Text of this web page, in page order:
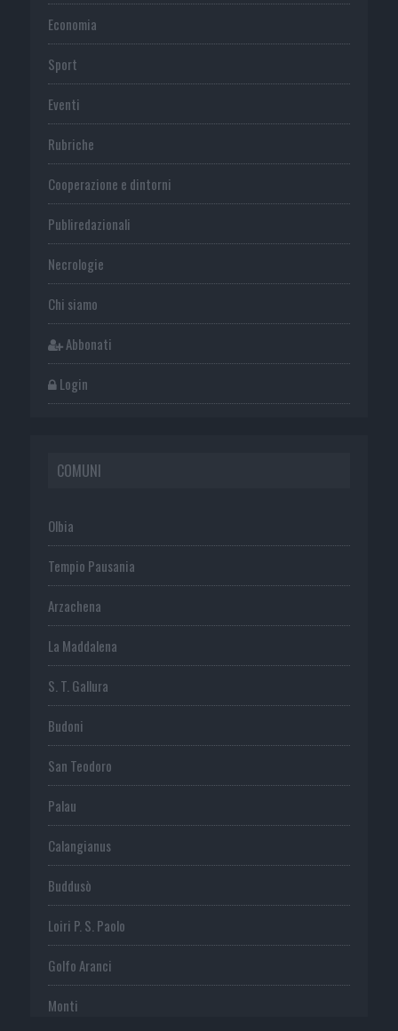
Economia
Sport
Eventi
Rubriche
Cooperazione e dintorni
Publiredazionali
Necrologie
Chi siamo
Abbonati
Login
COMUNI
Olbia
Tempio Pausania
Arzachena
La Maddalena
S. T. Gallura
Budoni
San Teodoro
Palau
Calangianus
Buddusò
Loiri P. S. Paolo
Golfo Aranci
Monti